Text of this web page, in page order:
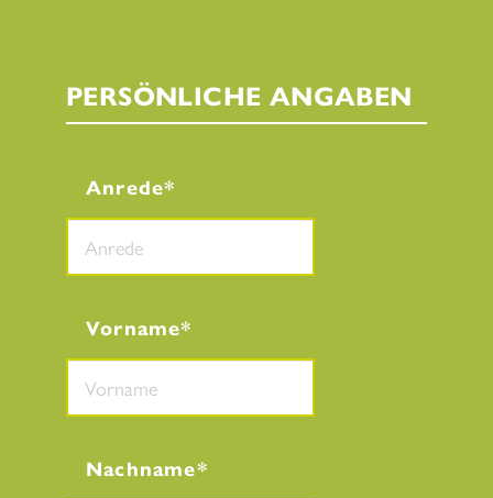
PERSÖNLICHE ANGABEN
Anrede
Vorname
Nachname